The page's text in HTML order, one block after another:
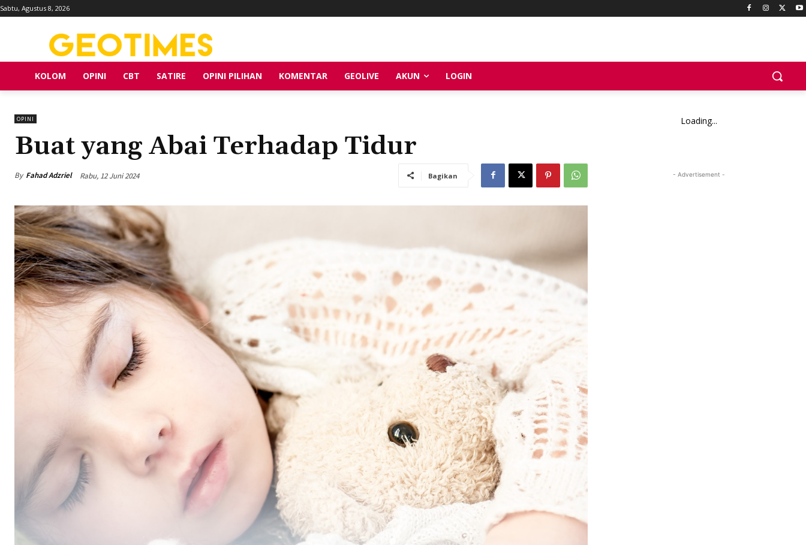
Sabtu, Agustus 8, 2026
KOLOM OPINI CBT SATIRE OPINI PILIHAN KOMENTAR GEOLIVE AKUN LOGIN
OPINI
Buat yang Abai Terhadap Tidur
By Fahad Adzriel Rabu, 12 Juni 2024 Bagikan
Loading...
- Advertisement -